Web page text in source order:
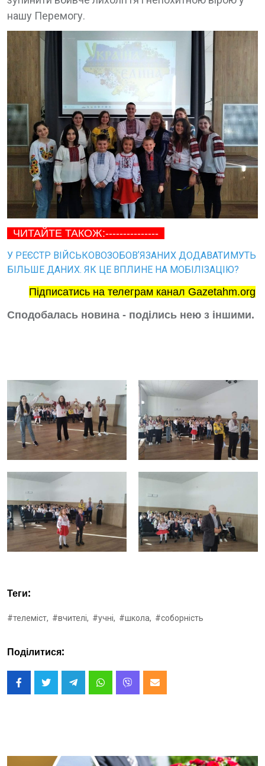
нашу Перемогу.
ЧИТАЙТЕ ТАКОЖ:---------------
У РЕЄСТР ВІЙСЬКОВОЗОБОВʼЯЗАНИХ ДОДАВАТИМУТЬ
БІЛЬШЕ ДАНИХ. ЯК ЦЕ ВПЛИНЕ НА МОБІЛІЗАЦІЮ?
Підписатись на телеграм канал Gazetahm.org
Сподобалась новина - поділись нею з іншими.
Теги:
#телеміст, #вчителі, #учні, #школа, #соборність
Поділитися: